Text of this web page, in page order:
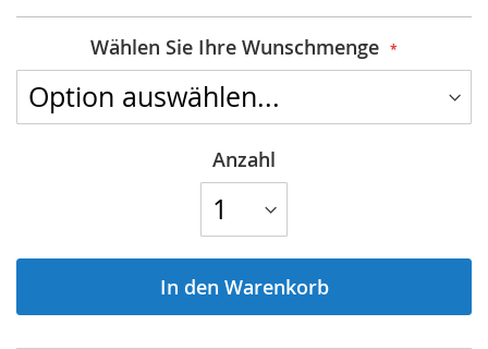
Wählen Sie Ihre Wunschmenge
Anzahl
In den Warenkorb